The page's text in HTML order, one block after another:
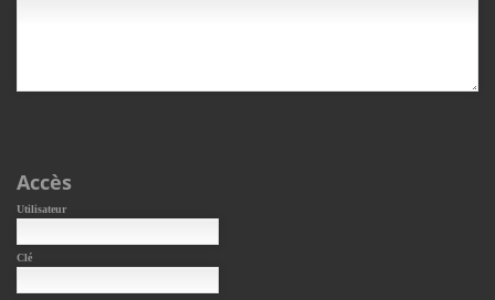
Accès
Utilisateur
Clé